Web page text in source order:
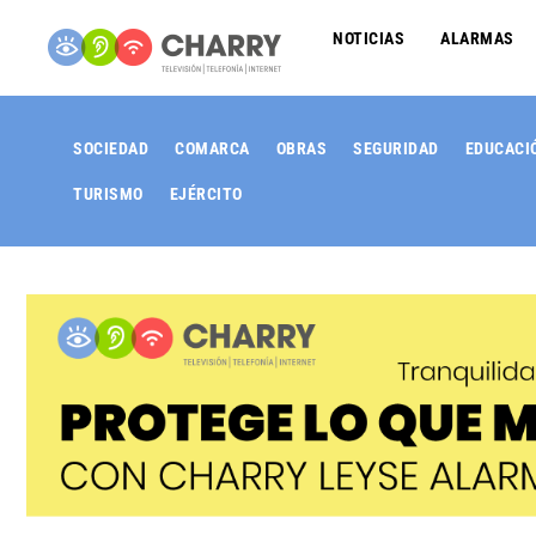
NOTICIAS ALARMAS
SOCIEDAD COMARCA OBRAS SEGURIDAD
TURISMO EJÉRCITO